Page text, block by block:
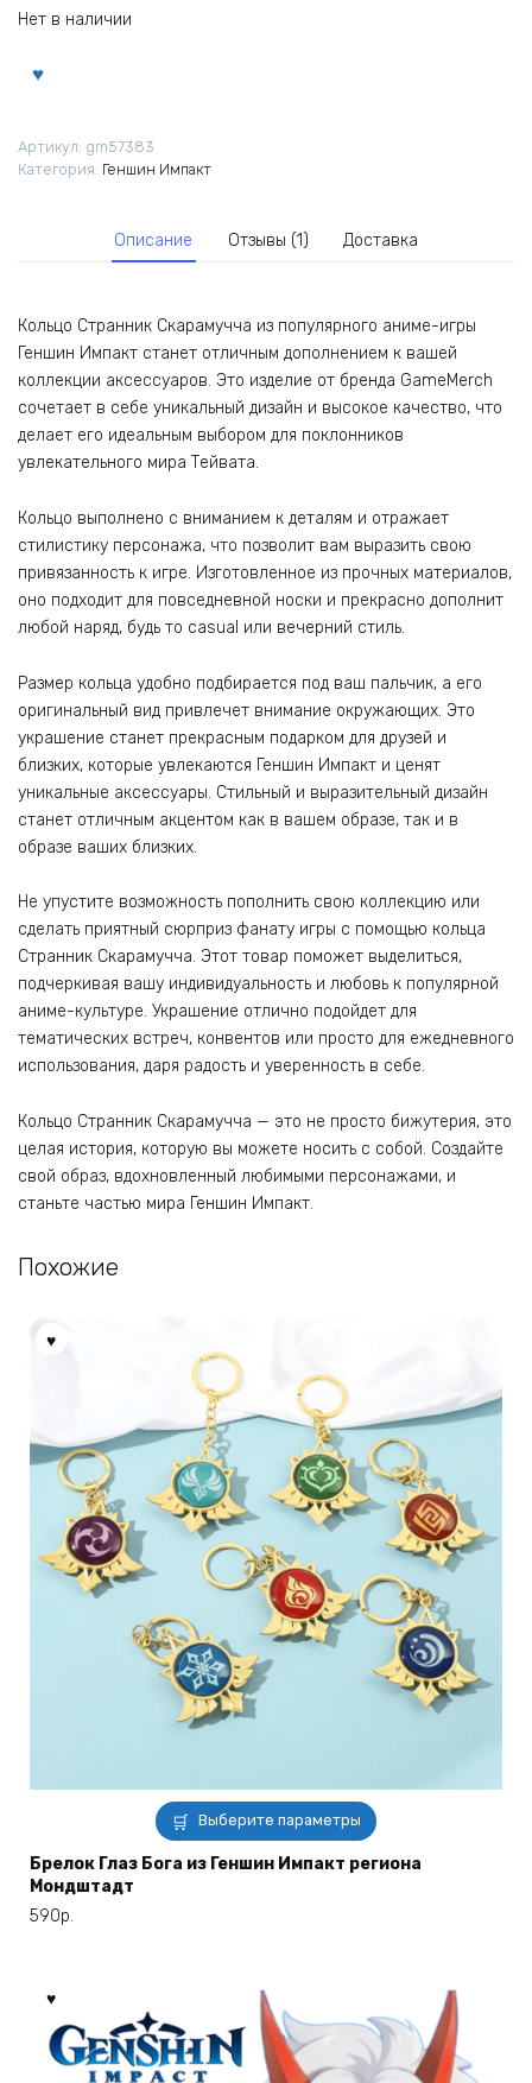
Нет в наличии
Артикул: gm57383
Категория: Геншин Импакт
Описание Отзывы (1) Доставка
Кольцо Странник Скарамучча из популярного аниме-игры
Геншин Импакт станет отличным дополнением к вашей
коллекции аксессуаров. Это изделие от бренда GameMerch
сочетает в себе уникальный дизайн и высокое качество, что
делает его идеальным выбором для поклонников
увлекательного мира Тейвата.
Кольцо выполнено с вниманием к деталям и отражает
стилистику персонажа, что позволит вам выразить свою
привязанность к игре. Изготовленное из прочных материалов,
оно подходит для повседневной носки и прекрасно дополнит
любой наряд, будь то casual или вечерний стиль.
Размер кольца удобно подбирается под ваш пальчик, а его
оригинальный вид привлечет внимание окружающих. Это
украшение станет прекрасным подарком для друзей и
близких, которые увлекаются Геншин Импакт и ценят
уникальные аксессуары. Стильный и выразительный дизайн
станет отличным акцентом как в вашем образе, так и в
образе ваших близких.
Не упустите возможность пополнить свою коллекцию или
сделать приятный сюрприз фанату игры с помощью кольца
Странник Скарамучча. Этот товар поможет выделиться,
подчеркивая вашу индивидуальность и любовь к популярной
аниме-культуре. Украшение отлично подойдет для
тематических встреч, конвентов или просто для ежедневного
использования, даря радость и уверенность в себе.
Кольцо Странник Скарамучча — это не просто бижутерия, это
целая история, которую вы можете носить с собой. Создайте
свой образ, вдохновленный любимыми персонажами, и
станьте частью мира Геншин Импакт.
Похожие
Выберите параметры
Этот
товар
имеет
выбрать
на
странице
товара.
Брелок Глаз Бога из Геншин Импакт региона
Мондштадт
590р.